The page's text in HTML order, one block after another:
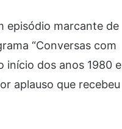
episódio marcante de
“Conversas com
início dos anos 1980 e
aplauso que recebeu